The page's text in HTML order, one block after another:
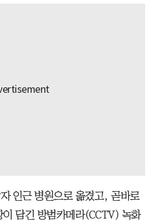
인근 병원으로 옮겼고, 곧바로
담긴 방범카메라(CCTV) 녹화